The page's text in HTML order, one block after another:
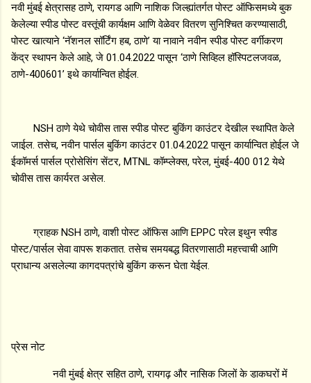
नवी मुंबई क्षेत्रासह ठाणे, रायगड आणि नाशिक जिल्ह्यांतर्गत पोस्ट ऑफिसमध्ये बुक
केलेल्या स्पीड पोस्ट वस्तूंची कार्यक्षम आणि वेळेवर वितरण सुनिश्चित करण्यासाठी,
पोस्ट खात्याने ‘नॅशनल सॉर्टिंग हब, ठाणे’ या नावाने नवीन स्पीड पोस्ट वर्गीकरण
केंद्र स्थापन केले आहे, जे 01.04.2022 पासून ‘ठाणे सिव्हिल हॉस्पिटलजवळ,
ठाणे-400601’ इथे कार्यान्वित होईल.
NSH ठाणे येथे चोवीस तास स्पीड पोस्ट बुकिंग काउंटर देखील स्थापित केले
जाईल. तसेच, नवीन पार्सल बुकिंग काउंटर 01.04.2022 पासून कार्यान्वित होईल जे
ईकॉमर्स पार्सल प्रोसेसिंग सेंटर, MTNL कॉम्प्लेक्स, परेल, मुंबई-400 012 येथे
चोवीस तास कार्यरत असेल.
ग्राहक NSH ठाणे, वाशी पोस्ट ऑफिस आणि EPPC परेल इथुन स्पीड
पोस्ट/पार्सल सेवा वापरू शकतात. तसेच समयबद्ध वितरणासाठी महत्त्वाची आणि
प्राधान्य असलेल्या कागदपत्रांचे बुकिंग करून घेता येईल.
प्रेस नोट
नवी मुंबई क्षेत्र सहित ठाणे, रायगढ़ और नासिक जिलों के डाकघरों में